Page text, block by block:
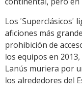
Los 'Superclásicos'
aficiones más
prohibición de
los equipos en
Lanús muriera por
los alrededores del